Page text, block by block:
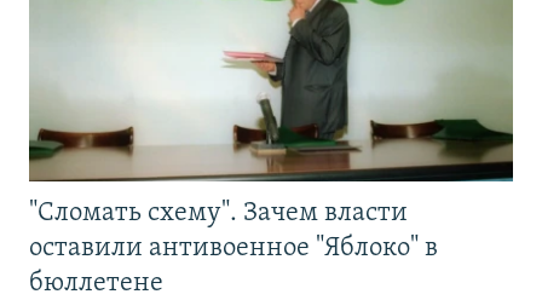
"Сломать схему". Зачем власти
оставили антивоенное "Яблоко" в
бюллетене